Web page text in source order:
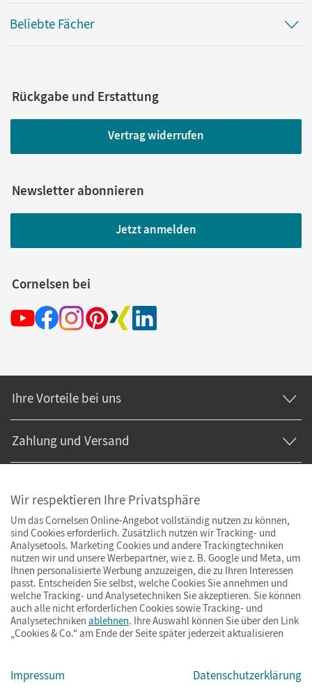
Beliebte Fächer
Rückgabe und Erstattung
Vertrag widerrufen
Newsletter abonnieren
Jetzt anmelden
Cornelsen bei
Ihre Vorteile bei uns
Zahlung und Versand
© Cornelsen Verlag 2026
ImpressumAGBDatenschutzBarrierefreiheitCookies & Co.
Wir respektieren Ihre Privatsphäre
Um das Cornelsen Online-Angebot vollständig nutzen zu können,
sind Cookies erforderlich. Zusätzlich nutzen wir Tracking- und
Analysetools. Marketing Cookies und andere Trackingtechniken
nutzen wir und unsere Werbepartner, wie z. B. Google und Meta, um
Ihnen personalisierte Werbung anzuzeigen, die zu Ihren Interessen
passt. Entscheiden Sie selbst, welche Cookies Sie annehmen und
welche Tracking- und Analysetechniken Sie akzeptieren. Sie können
auch alle nicht erforderlichen Cookies sowie Tracking- und
Analysetechniken ablehnen. Ihre Auswahl können Sie über den Link
„Cookies & Co.“ am Ende der Seite später jederzeit aktualisieren
Impressum Datenschutzerklärung